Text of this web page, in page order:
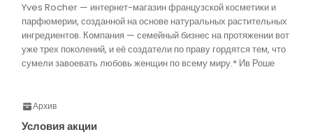
Yves Rocher — интернет-магазин французской косметики и
парфюмерии, созданной на основе натуральных растительных
ингредиентов. Компания — семейный бизнес на протяжении вот
уже трех поколений, и её создатели по праву гордятся тем, что
сумели завоевать любовь женщин по всему миру.* Ив Роше
Архив
Условия акции